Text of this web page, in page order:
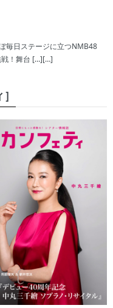
毎日ステージに立つNMB48
戦！舞台 […][…]